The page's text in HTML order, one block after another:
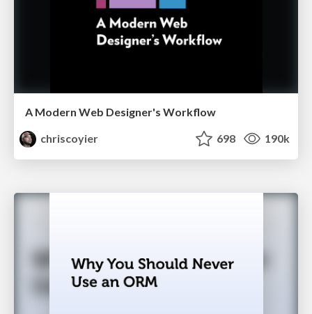
A Modern Web Designer's Workflow
chriscoyier
698 190k